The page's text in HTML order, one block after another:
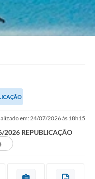
em: 24/07/2026 às 18h15
2026 REPUBLICAÇÃO